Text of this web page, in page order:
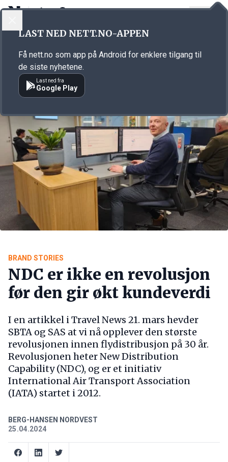
Annonsørinnhold
Annonsørinnhold
BRAND STORIES
NDC er ikke en revolusjon
før den gir økt kundeverdi
I en artikkel i Travel News 21. mars hevder
SBTA og SAS at vi nå opplever den største
revolusjonen innen flydistribusjon på 30 år.
Revolusjonen heter New Distribution
Capability (NDC), og er et initiativ
International Air Transport Association
(IATA) startet i 2012.
BERG-HANSEN NORDVEST
25.04.2024
LAST NED NETT.NO-APPEN
Få nett.no som app på Android for enklere tilgang til
de siste nyhetene.
Last ned fra
Google Play